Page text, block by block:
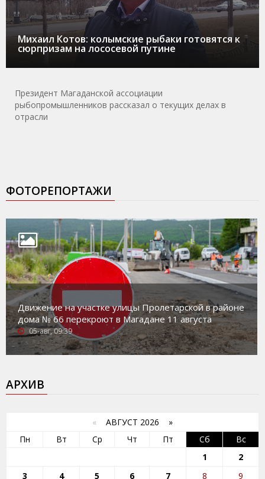
Михаил Котов: колымские рыбаки готовятся к
сюрпризам на лососевой путине
Президент Магаданской ассоциации
рыбопромышленников рассказал о текущих делах в
отрасли
ФОТОРЕПОРТАЖИ
Движение на участке улицы Пролетарской в районе
дома № 66 перекроют в Магадане 11 августа
05-авг, 09:39
АРХИВ
« АВГУСТ 2026 »
Пн
Вт Ср Чт Пт Сб
Вс
1
2
3
4 5 6 7 8 9